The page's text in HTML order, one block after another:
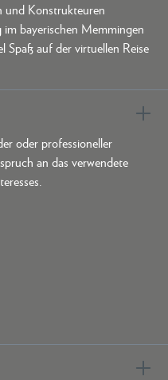
und Konstrukteuren
bayerischen Memmingen
Spaß auf der virtuellen Reise
oder professioneller
an das verwendete